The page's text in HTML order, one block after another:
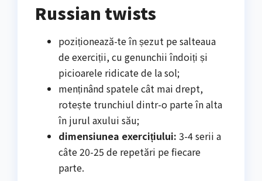
Russian twists
poziționează-te în șezut pe salteaua
de exerciții, cu genunchii îndoiți și
picioarele ridicate de la sol;
menținând spatele cât mai drept,
rotește trunchiul dintr-o parte în alta
în jurul axului său;
dimensiunea exercițiului: 3-4 serii a
câte 20-25 de repetări pe fiecare
parte.